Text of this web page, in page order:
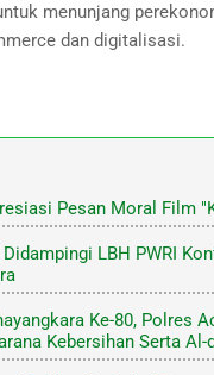
menunjang
dan digitalisasi.
Pesan Moral Film
LBH PWRI
Ke-80, Polres
Kebersihan Serta Al-